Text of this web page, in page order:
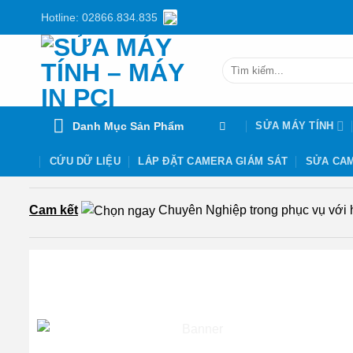
Hotline: 02866.834.835
Tìm
Danh Mục Sản Phẩm SỬA MÁY TÍNH
CỨU DỮ LIỆU LẮP ĐẶT CAMERA GIÁM SÁT SỬA
Cam kết Chuyên Nghiệp trong phục vụ với